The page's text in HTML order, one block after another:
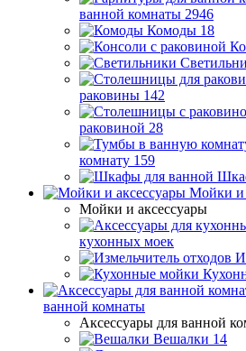
ванной комнаты 2946
Комоды 18
раковины 142
раковиной 28
комнату 159
Мойки и
Мойки и аксессуары
кухонных моек
ванной комнаты
Аксессуары для ванной
Вешалки 14